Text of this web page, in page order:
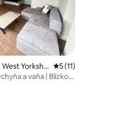
počet hodnotení: 16
Yorkshir Priemerné
5 (11)
a vaňa | Blízko